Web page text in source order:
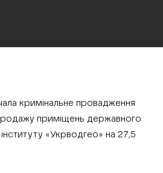
кримінальне провадження
приміщень державного
«Укрводгео» на 27,5